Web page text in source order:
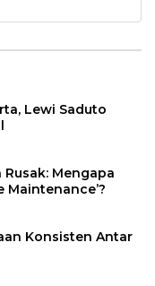
Lewi Saduto
Mengapa
Maintenance’?
Konsisten Antar